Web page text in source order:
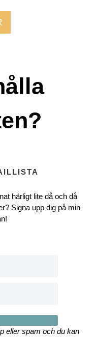
härligt lite då och då
Signa upp dig på min
eller spam och du kan